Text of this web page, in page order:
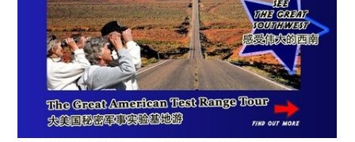
订阅
往期内容
联系我们